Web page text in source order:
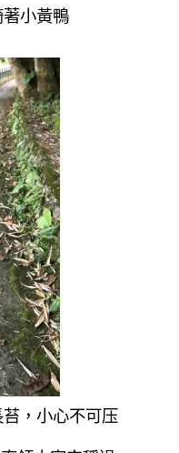
小黃鴨
，小心不可压